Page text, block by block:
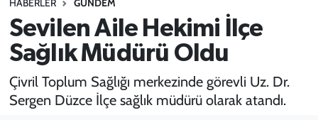
HABERLER GÜNDEM
Sevilen Aile Hekimi İlçe
Sağlık Müdürü Oldu
Çivril Toplum Sağlığı merkezinde görevli Uz. Dr.
Sergen Düzce İlçe sağlık müdürü olarak atandı.
SPOR
TEKNOLOJİ
YAŞAM